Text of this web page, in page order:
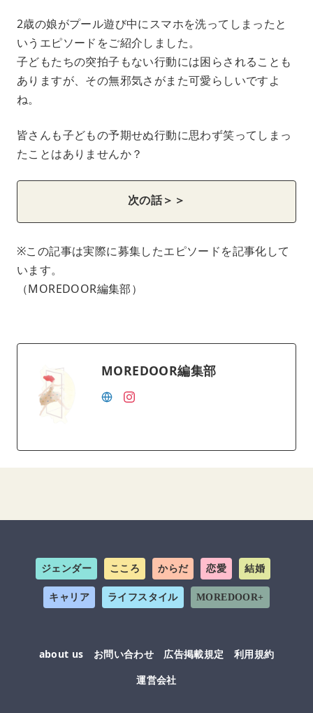
2歳の娘がプール遊び中にスマホを洗ってしまったと
いうエピソードをご紹介しました。
子どもたちの突拍子もない行動には困らされることも
ありますが、その無邪気さがまた可愛らしいですよ
ね。
皆さんも子どもの予期せぬ行動に思わず笑ってしまっ
たことはありませんか？
次の話＞＞
※この記事は実際に募集したエピソードを記事化して
います。
（MOREDOOR編集部）
MOREDOOR編集部
ジェンダー こころ からだ 恋愛 結婚
キャリア ライフスタイル MOREDOOR+
about us お問い合わせ 広告掲載規定
利用規約
運営会社